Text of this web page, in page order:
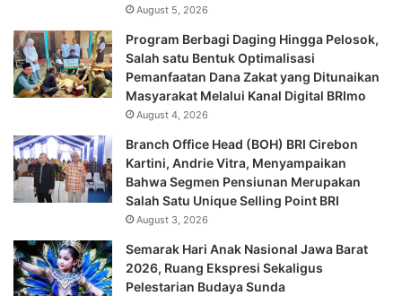
August 5, 2026
Program Berbagi Daging Hingga Pelosok,
Salah satu Bentuk Optimalisasi
Pemanfaatan Dana Zakat yang Ditunaikan
Masyarakat Melalui Kanal Digital BRImo
August 4, 2026
Branch Office Head (BOH) BRI Cirebon
Kartini, Andrie Vitra, Menyampaikan
Bahwa Segmen Pensiunan Merupakan
Salah Satu Unique Selling Point BRI
August 3, 2026
Semarak Hari Anak Nasional Jawa Barat
2026, Ruang Ekspresi Sekaligus
Pelestarian Budaya Sunda